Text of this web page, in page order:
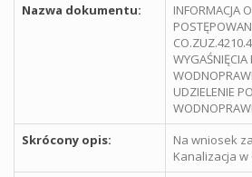
Nazwa dokumentu:
INFORMACJA
UDZIELENIE
Skrócony opis:
Na wniosek
Kanalizacja w